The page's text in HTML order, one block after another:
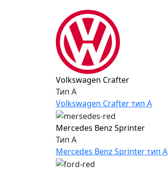
Volkswagen Crafter
Тип A
Volkswagen Crafter тип A
Mercedes Benz Sprinter
Тип A
Mercedes Benz Sprinter тип A